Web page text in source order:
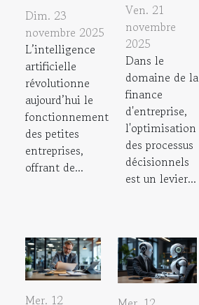
Dim. 23
novembre 2025
L’intelligence
artificielle
révolutionne
aujourd’hui le
fonctionnement
des petites
entreprises,
offrant de...
Ven. 21
novembre
2025
Dans le
domaine de la
finance
d'entreprise,
l'optimisation
des processus
décisionnels
est un levier...
Mer. 12